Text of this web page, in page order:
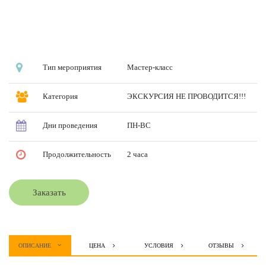
Тип мероприятия Мастер-класс
Категория ЭКСКУРСИЯ НЕ ПРОВОДИТСЯ!!!
Дни проведения ПН-ВС
Продолжительность 2 часа
Заказать
ОПИСАНИЕ ЦЕНА УСЛОВИЯ ОТЗЫВЫ